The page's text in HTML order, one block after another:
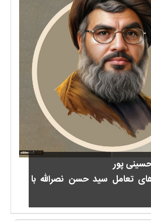
پور
تعامل سید حسن نصر‌الله با